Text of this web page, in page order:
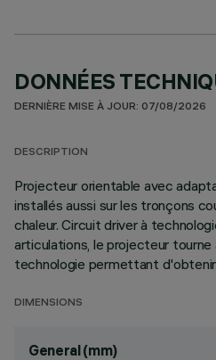
DONNÉES
DERNIÈRE MISE À JOUR: 07/08/2026
DESCRIPTION
Projecteur orientable avec
installés aussi sur les tronçons
chaleur. Circuit driver à
articulations, le projecteur
technologie permettant
DIMENSIONS
General (mm)